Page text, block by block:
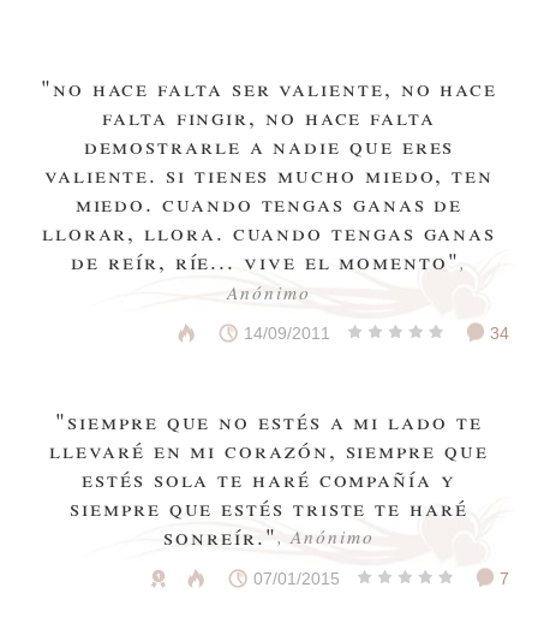
"no hace falta ser valiente, no hace
falta fingir, no hace falta
demostrarle a nadie que eres
valiente. si tienes mucho miedo, ten
miedo. cuando tengas ganas de
llorar, llora. cuando tengas ganas
de reír, ríe... vive el momento",
Anónimo
14/09/2011 34
"siempre que no estés a mi lado te
llevaré en mi corazón, siempre que
estés sola te haré compañía y
siempre que estés triste te haré
sonreír.", Anónimo
07/01/2015 7